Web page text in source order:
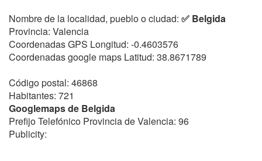
Nombre de la localidad, pueblo o ciudad: ✅ Belgida
Provincia: Valencia
Coordenadas GPS Longitud: -0.4603576
Coordenadas google maps Latitud: 38.8671789
Código postal: 46868
Habitantes: 721
Googlemaps de Belgida
Prefijo Telefónico Provincia de Valencia: 96
Publicity: